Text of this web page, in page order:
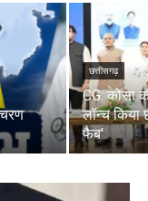
छत्तीसगढ़
CG: कोसा
लॉन्च किया
फैब'